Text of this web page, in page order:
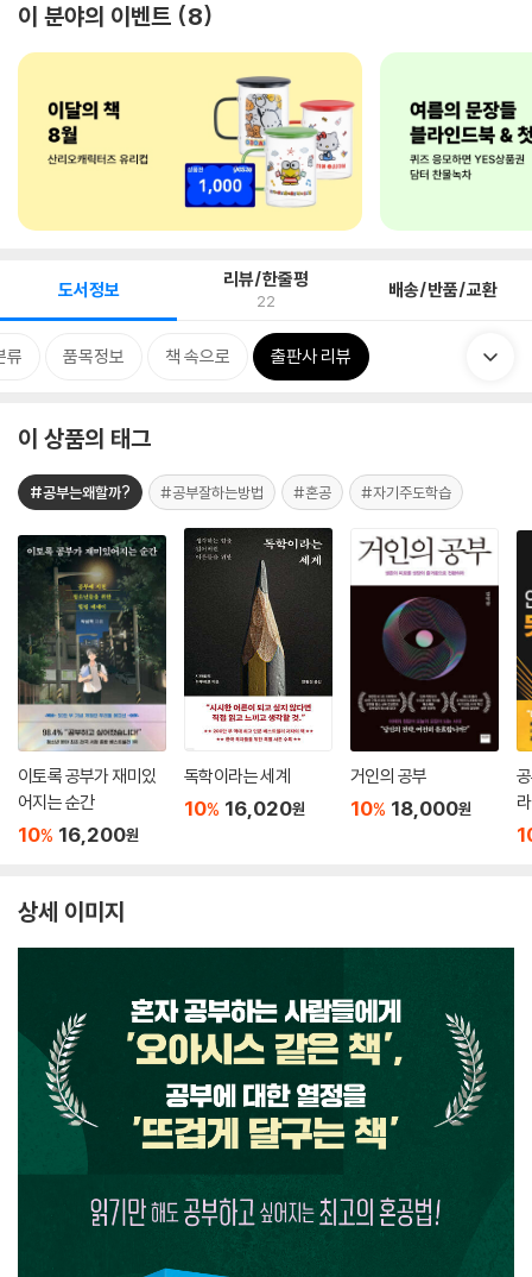
이 분야의 이벤트 8
도서정보 리뷰/한줄평
22 배송/반품/교환
류 품목정보 책 속으로 출판사 리뷰
이 상품의 태그
#공부는왜할까? #공부잘하는방법 #혼공 #자기주도학습
이토록 공부가 재미있
어지는 순간
10% 16,200원
독학이라는 세계
10% 16,020원
거인의 공부
10% 18,000원
상세 이미지